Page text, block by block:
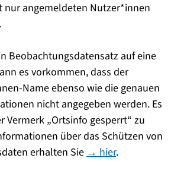
nur angemeldeten Nutzer*innen
Beobachtungsdatensatz auf eine
es vorkommen, dass der
Name ebenso wie die genauen
nicht angegeben werden. Es
Vermerk „Ortsinfo gesperrt“ zu
über das Schützen von
erhalten Sie→ hier.